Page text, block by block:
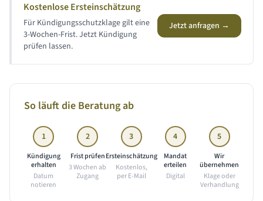
Kostenlose Ersteinschätzung
Für Kündigungsschutzklage gilt eine
3-Wochen-Frist. Jetzt Kündigung
prüfen lassen.
Jetzt anfragen →
So läuft die Beratung ab
1
Kündigung
erhalten
Datum
notieren
2
Frist prüfen
3 Wochen ab
Zugang
3
Ersteinschätzung
Kostenlos,
per E-Mail
4
Mandat
erteilen
Digital
5
Wir
übernehmen
Klage oder
Verhandlung